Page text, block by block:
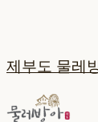
제부도 물레